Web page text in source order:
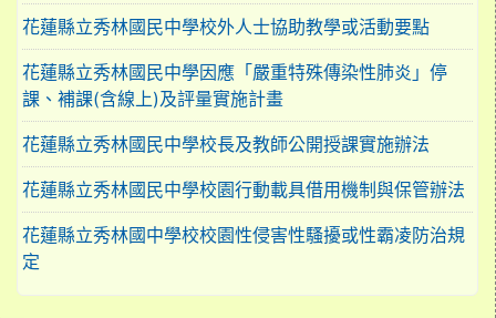
花蓮縣立秀林國民中學校外人士協助教學或活動要點
花蓮縣立秀林國民中學因應「嚴重特殊傳染性肺炎」停
課、補課(含線上)及評量實施計畫
花蓮縣立秀林國民中學校長及教師公開授課實施辦法
花蓮縣立秀林國民中學校園行動載具借用機制與保管辦法
花蓮縣立秀林國中學校校園性侵害性騷擾或性霸凌防治規
定